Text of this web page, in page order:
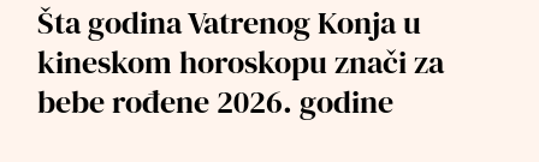
Šta godina Vatrenog Konja u
kineskom horoskopu znači za
bebe rođene 2026. godine